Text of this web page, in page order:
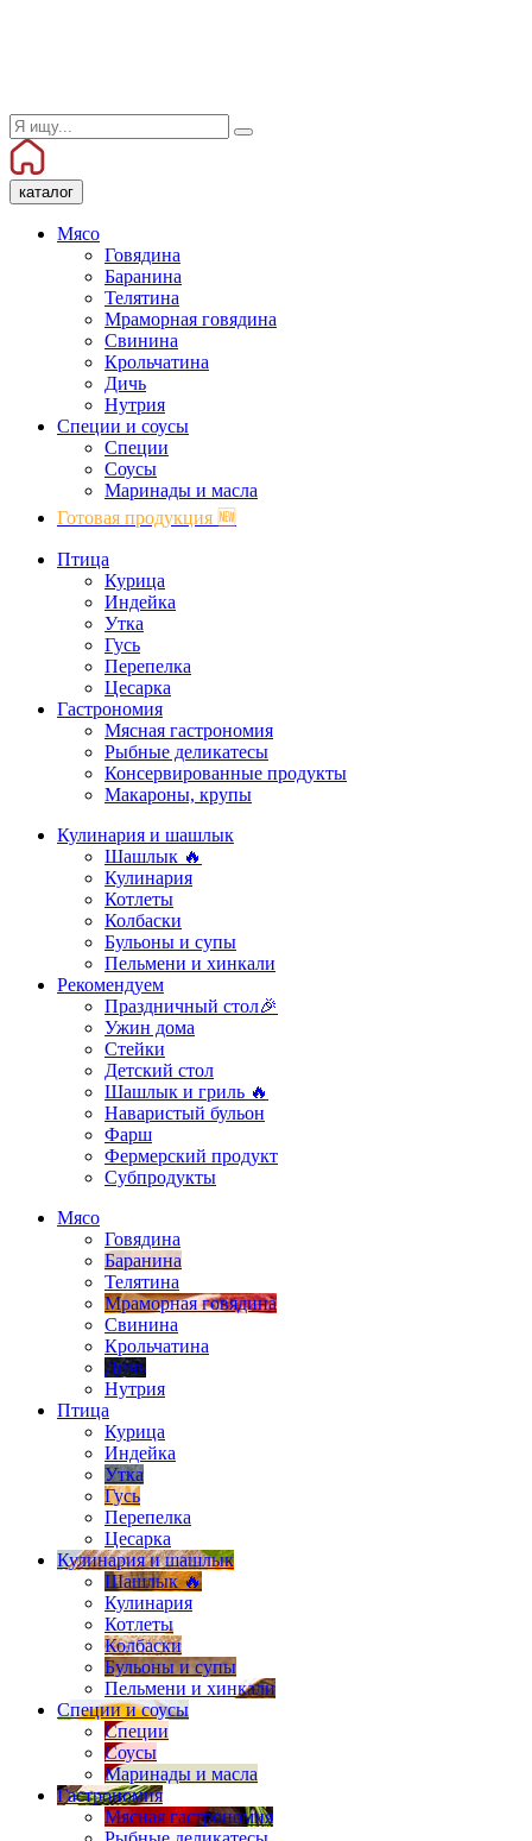
каталог
Мясо
Говядина
Баранина
Телятина
Мраморная говядина
Свинина
Крольчатина
Дичь
Нутрия
Специи и соусы
Специи
Соусы
Маринады и масла
Готовая продукция 🆕
Птица
Курица
Индейка
Утка
Гусь
Перепелка
Цесарка
Гастрономия
Мясная гастрономия
Рыбные деликатесы
Консервированные продукты
Макароны, крупы
Кулинария и шашлык
Шашлык 🔥
Кулинария
Котлеты
Колбаски
Бульоны и супы
Пельмени и хинкали
Рекомендуем
Праздничный стол🎉
Ужин дома
Стейки
Детский стол
Шашлык и гриль 🔥
Наваристый бульон
Фарш
Фермерский продукт
Субпродукты
Мясо
Говядина
Баранина
Телятина
Мраморная говядина
Свинина
Крольчатина
Дичь
Нутрия
Птица
Курица
Индейка
Утка
Гусь
Перепелка
Цесарка
Кулинария и шашлык
Шашлык 🔥
Кулинария
Котлеты
Колбаски
Бульоны и супы
Пельмени и хинкали
Специи и соусы
Специи
Соусы
Маринады и масла
Гастрономия
Мясная гастрономия